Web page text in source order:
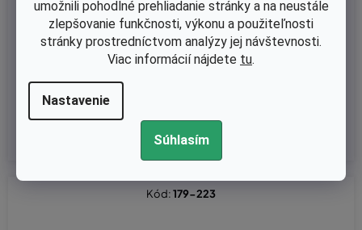
umožnili pohodlné prehliadanie stránky a na neustále
zlepšovanie funkčnosti, výkonu a použiteľnosti
stránky prostredníctvom analýzy jej návštevnosti.
Viac informácií nájdete tu.
Nastavenie
Súhlasím
Štartovacia ručka (madlo) pre motorové píly, krovinorezy
Skladom
€1,87 bez DPH
€2,30
Kód:179-223